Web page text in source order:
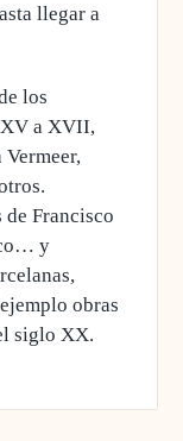
llegar a
los
XV a XVII,
de Francisco
y
obras
siglo XX.